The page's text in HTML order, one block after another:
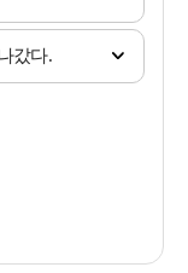
갔다.